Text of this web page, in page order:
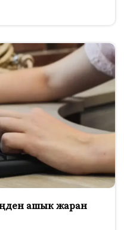
ашык жаран